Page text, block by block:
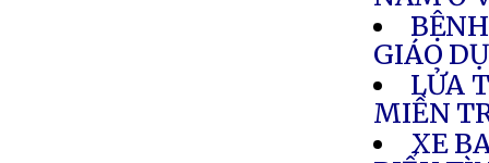
GIÁO
LỬA
MIỀN
XE